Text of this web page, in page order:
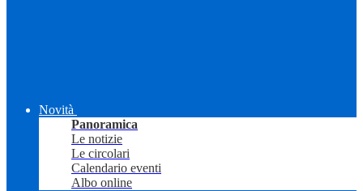
Novità
Panoramica
Le notizie
Le circolari
Calendario eventi
Albo online